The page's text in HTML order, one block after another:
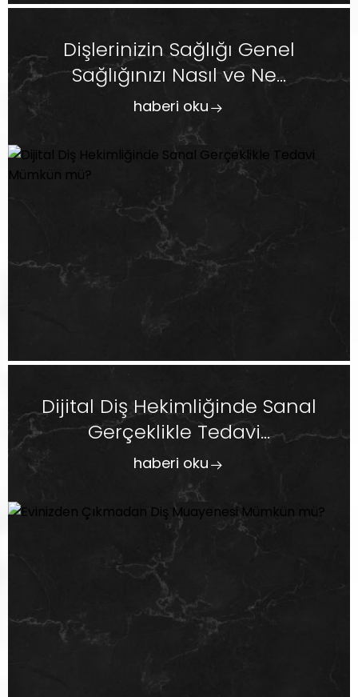
Dişlerinizin Sağlığı Genel
Sağlığınızı Nasıl ve Ne...
haberi oku
Dijital Diş Hekimliğinde Sanal
Gerçeklikle Tedavi...
haberi oku